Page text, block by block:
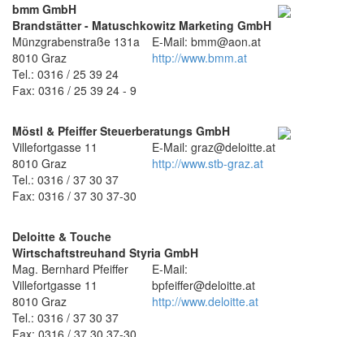
bmm GmbH
Brandstätter - Matuschkowitz Marketing GmbH
Münzgrabenstraße 131a
8010 Graz
Tel.: 0316 / 25 39 24
Fax: 0316 / 25 39 24 - 9
E-Mail: bmm@aon.at
http://www.bmm.at
Möstl & Pfeiffer Steuerberatungs GmbH
Villefortgasse 11
8010 Graz
Tel.: 0316 / 37 30 37
Fax: 0316 / 37 30 37-30
E-Mail: graz@deloitte.at
http://www.stb-graz.at
Deloitte & Touche
Wirtschaftstreuhand Styria GmbH
Mag. Bernhard Pfeiffer
Villefortgasse 11
8010 Graz
Tel.: 0316 / 37 30 37
E-Mail:
bpfeiffer@deloitte.at
http://www.deloitte.at